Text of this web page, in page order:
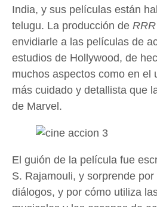
India, y sus películas están
telugu. La producción de RRR
envidiarle a las películas de
estudios de Hollywood, de
muchos aspectos como en el
más cuidado y detallista que
de Marvel.
El guión de la película fue
S. Rajamouli, y sorprende
diálogos, y por cómo utiliza